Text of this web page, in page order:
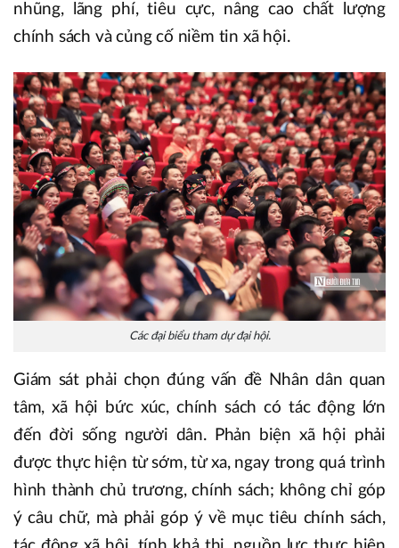
nhũng, lãng phí, tiêu cực, nâng cao chất lượng
chính sách và củng cố niềm tin xã hội.
Các đại biểu tham dự đại hội.
Giám sát phải chọn đúng vấn đề Nhân dân quan
tâm, xã hội bức xúc, chính sách có tác động lớn
đến đời sống người dân. Phản biện xã hội phải
được thực hiện từ sớm, từ xa, ngay trong quá trình
hình thành chủ trương, chính sách; không chỉ góp
ý câu chữ, mà phải góp ý về mục tiêu chính sách,